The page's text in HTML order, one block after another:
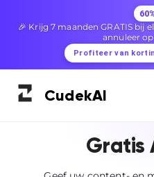
🎉 Krijg 7 maanden GRATIS bij
annuleer
Profiteer van
CudekAI
Gratis